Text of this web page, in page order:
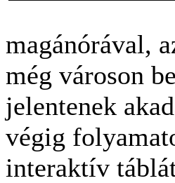
magánórával,
még városon
jelentenek
végig
interaktív